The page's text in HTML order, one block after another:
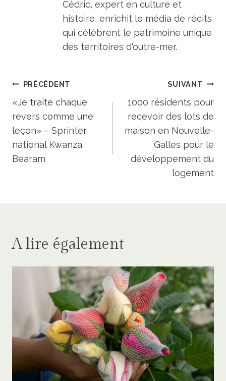
Cédric, expert en culture et
histoire, enrichit le média de récits
qui célèbrent le patrimoine unique
des territoires d'outre-mer.
Navigation
de
l’article
PRÉCÉDENT
«Je traite chaque
revers comme une
leçon» – Sprinter
national Kwanza
Bearam
SUIVANT
1000 résidents pour
recevoir des lots de
maison en Nouvelle-
Galles pour le
développement du
logement
A lire également